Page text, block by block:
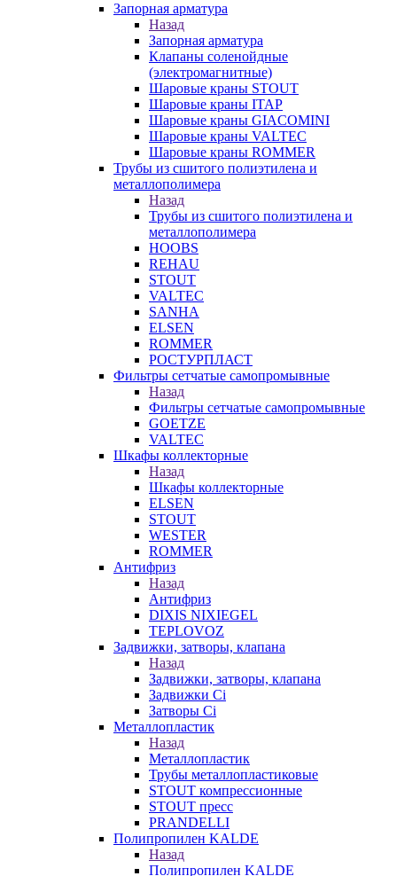
Запорная арматура
Назад
Запорная арматура
Клапаны соленойдные
(электромагнитные)
Шаровые краны STOUT
Шаровые краны ITAP
Шаровые краны GIACOMINI
Шаровые краны VALTEC
Шаровые краны ROMMER
Трубы из сшитого полиэтилена и
металлополимера
Назад
Трубы из сшитого полиэтилена и
металлополимера
HOOBS
REHAU
STOUT
VALTEC
SANHA
ELSEN
ROMMER
РОСТУРПЛАСТ
Фильтры сетчатые самопромывные
Назад
Фильтры сетчатые самопромывные
GOETZE
VALTEC
Шкафы коллекторные
Назад
Шкафы коллекторные
ELSEN
STOUT
WESTER
ROMMER
Антифриз
Назад
Антифриз
DIXIS NIXIEGEL
TEPLOVOZ
Задвижки, затворы, клапана
Назад
Задвижки, затворы, клапана
Задвижки Ci
Затворы Ci
Металлопластик
Назад
Металлопластик
Трубы металлопластиковые
STOUT компрессионные
STOUT пресс
PRANDELLI
Полипропилен KALDE
Назад
Полипропилен KALDE